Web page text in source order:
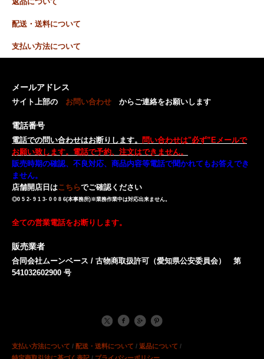
配送・送料について
支払い方法について
メールアドレス
サイト上部の お問い合わせ からご連絡をお願いします
電話番号
電話での問い合わせはお断りします。
問い合わせは"必ず”Eメールで
お願い致します。電話で予約、注文はできません。
販売時期の確認、不良対応、商品内容等電話で聞かれてもお答えでき
ません。
店舗開店日はこちらでご確認ください
◎0 5 2- 9 1 3- 0 0 8 6(本事務所)※業務作業中は対応出来ません。
全ての営業電話をお断りします。
販売業者
合同会社ムーンベース / 古物商取扱許可（愛知県公安委員会） 第
541032602900 号
支払い方法について / 配送・送料について / 返品について /